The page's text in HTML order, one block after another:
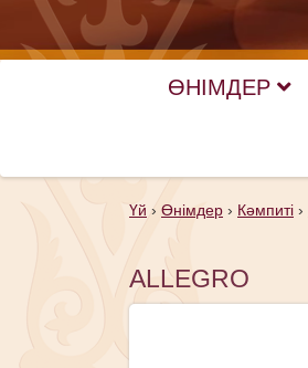
ӨНІМДЕР
Үй › Өнімдер › Кәмпиті ›
ALLEGRO